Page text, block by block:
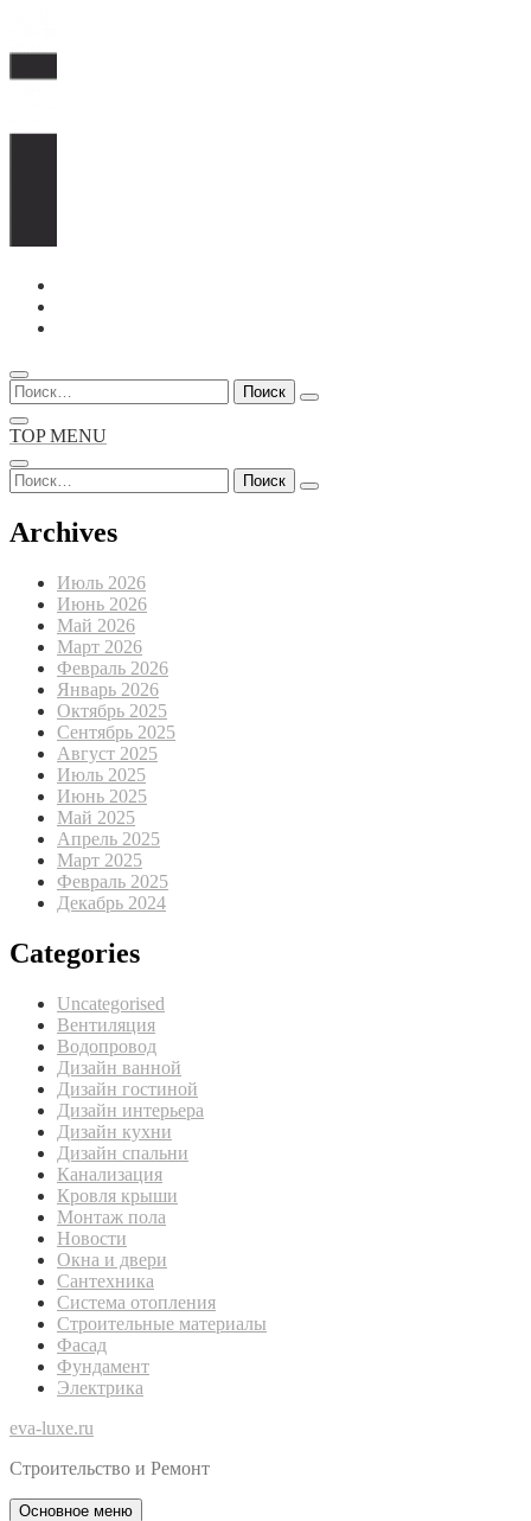
Перейти
содержимому
Найти:
TOP MENU
Найти:
Archives
Июль 2026
Июнь 2026
Май 2026
Март 2026
Февраль 2026
Январь 2026
Октябрь 2025
Сентябрь 2025
Август 2025
Июль 2025
Июнь 2025
Май 2025
Апрель 2025
Март 2025
Февраль 2025
Декабрь 2024
Categories
Uncategorised
Вентиляция
Водопровод
Дизайн ванной
Дизайн гостиной
Дизайн интерьера
Дизайн кухни
Дизайн спальни
Канализация
Кровля крыши
Монтаж пола
Новости
Окна и двери
Сантехника
Система отопления
Строительные материалы
Фасад
Фундамент
Электрика
eva-luxe.ru
Строительство и Ремонт
Основное меню